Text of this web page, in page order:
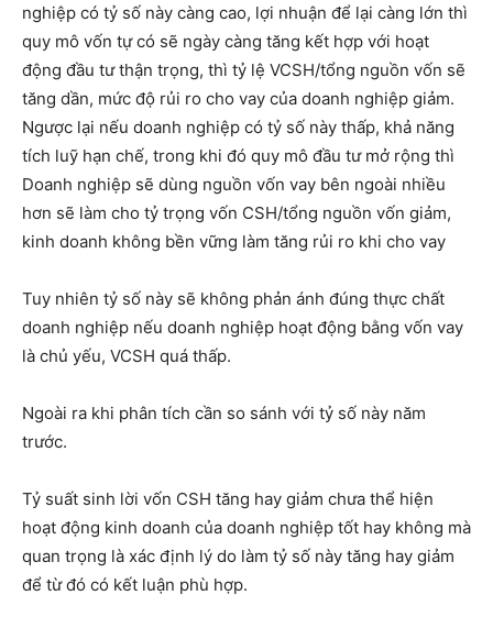
nghiệp có tỷ số này càng cao, lợi nhuận để lại càng lớn thì
quy mô vốn tự có sẽ ngày càng tăng kết hợp với hoạt
động đầu tư thận trọng, thì tỷ lệ VCSH/tổng nguồn vốn sẽ
tăng dần, mức độ rủi ro cho vay của doanh nghiệp giảm.
Ngược lại nếu doanh nghiệp có tỷ số này thấp, khả năng
tích luỹ hạn chế, trong khi đó quy mô đầu tư mở rộng thì
Doanh nghiệp sẽ dùng nguồn vốn vay bên ngoài nhiều
hơn sẽ làm cho tỷ trọng vốn CSH/tổng nguồn vốn giảm,
kinh doanh không bền vững làm tăng rủi ro khi cho vay
Tuy nhiên tỷ số này sẽ không phản ánh đúng thực chất
doanh nghiệp nếu doanh nghiệp hoạt động bằng vốn vay
là chủ yếu, VCSH quá thấp.
Ngoài ra khi phân tích cần so sánh với tỷ số này năm
trước.
Tỷ suất sinh lời vốn CSH tăng hay giảm chưa thể hiện
hoạt động kinh doanh của doanh nghiệp tốt hay không mà
quan trọng là xác định lý do làm tỷ số này tăng hay giảm
để từ đó có kết luận phù hợp.